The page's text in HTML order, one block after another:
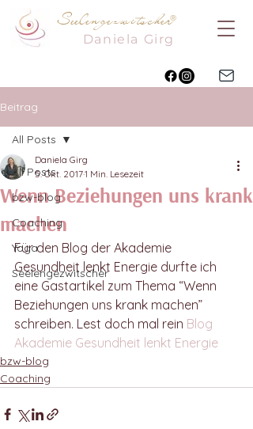
Seelengezwitscher
Daniela Girg
®
Beitrag
All Posts
bzw-blog
Coaching
Yoga
Seelengezwitscher
All Posts
Wenn Beziehungen uns krank
machen
Daniela Girg
5. Okt. 20171 Min. Lesezeit
Für den Blog der Akademie
Gesundheit lenkt Energie durfte ich
eine Gastartikel zum Thema “Wenn
Beziehungen uns krank machen”
schreiben. Lest doch mal rein Blog
Akademie Gesundheit lenkt Energie
bzw-blog
Coaching